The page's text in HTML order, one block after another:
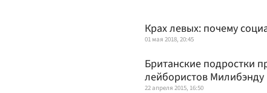
Крах левых: почему
01 мая 2018, 20:45
Британские подростки
лейбористов Милибэнду
22 апреля 2015, 16:50